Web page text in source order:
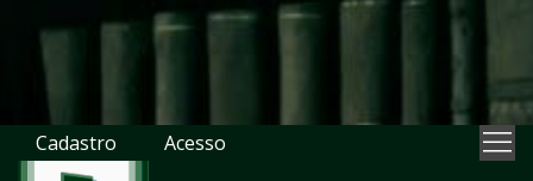
Cadastro Acesso